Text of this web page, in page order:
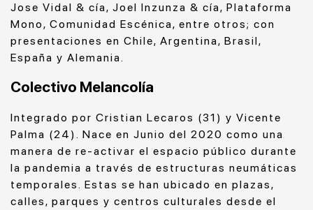
Jose Vidal & cía, Joel Inzunza & cía, Plataforma
Mono, Comunidad Escénica, entre otros; con
presentaciones en Chile, Argentina, Brasil,
España y Alemania.
Colectivo Melancolía
Integrado por Cristian Lecaros (31) y Vicente
Palma (24). Nace en Junio del 2020 como una
manera de re-activar el espacio público durante
la pandemia a través de estructuras neumáticas
temporales. Estas se han ubicado en plazas,
calles, parques y centros culturales desde el